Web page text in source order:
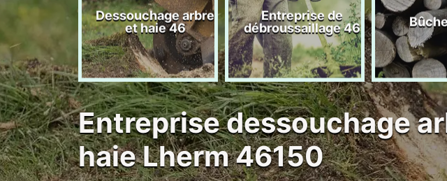
Dessouchage arbre
et haie 46
Entreprise de
débroussaillage 46
Entreprise dessouchage
haie Lherm 46150